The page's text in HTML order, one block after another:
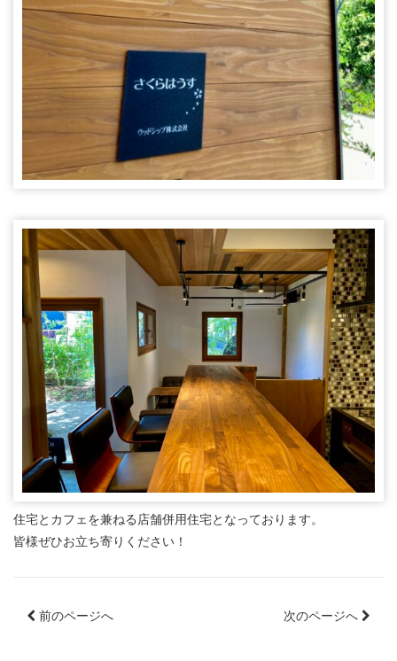
住宅とカフェを兼ねる店舗併用住宅となっております。
皆様ぜひお立ち寄りください！
前のページへ 次のページへ